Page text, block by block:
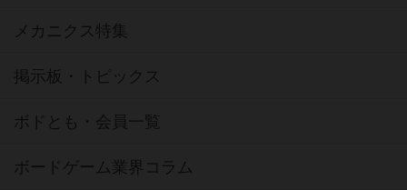
メカニクス特集
掲示板・トピックス
ボドとも・会員一覧
ボードゲーム業界コラム